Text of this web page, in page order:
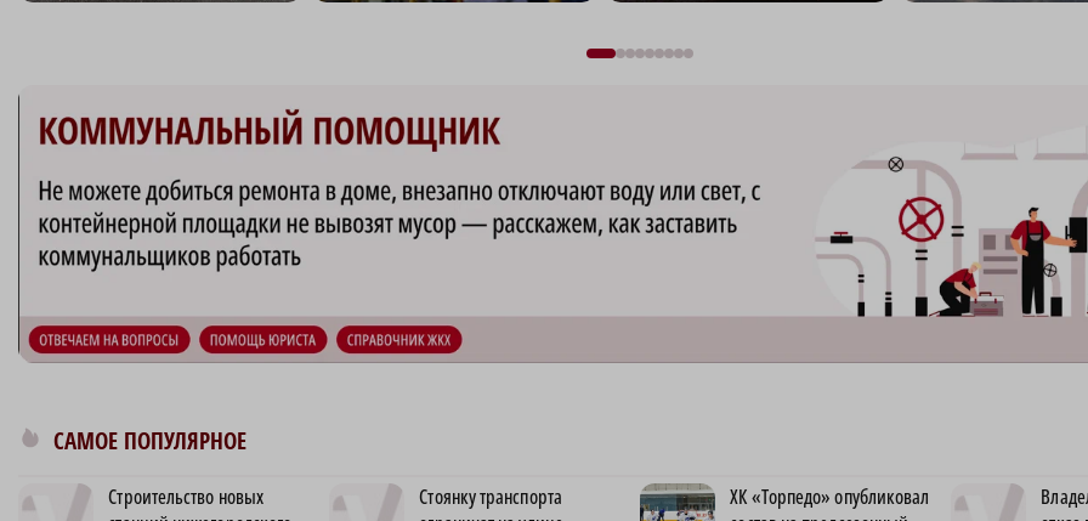
САМОЕ ПОПУЛЯРНОЕ
Строительство новых
Стоянку транспорта
ХК «Торпедо» опубликовал